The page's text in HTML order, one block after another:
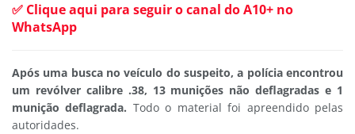
✅ Clique aqui para seguir o canal do A10+ no
WhatsApp
Após uma busca no veículo do suspeito, a polícia encontrou
um revólver calibre .38, 13 munições não deflagradas e 1
munição deflagrada. Todo o material foi apreendido pelas
autoridades.